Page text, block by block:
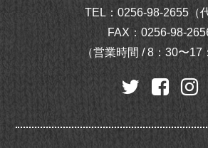
TEL： 0256-98-2655（
FAX：0256-98-
（営業時間 / 8：30〜17